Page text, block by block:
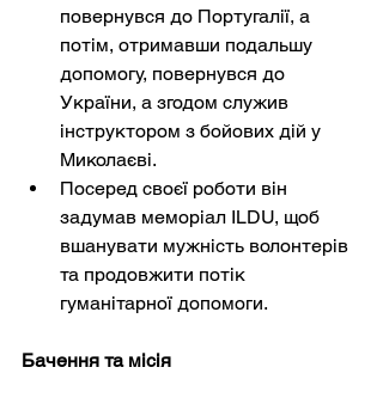
повернувся до Португалії, а
потім, отримавши подальшу
допомогу, повернувся до
України, а згодом служив
інструктором з бойових дій у
Миколаєві.
Посеред своєї роботи він
задумав меморіал ILDU, щоб
вшанувати мужність волонтерів
та продовжити потік
гуманітарної допомоги.
Бачення та місія